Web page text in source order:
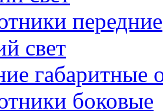
передние
свет
габаритные
боковые